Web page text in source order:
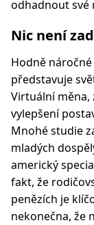
odhadnout své
Nic není
Hodně
představuje
Virtuální měna,
vylepšení
Mnohé studie
mladých
americký
fakt, že
penězích je
nekonečna, že